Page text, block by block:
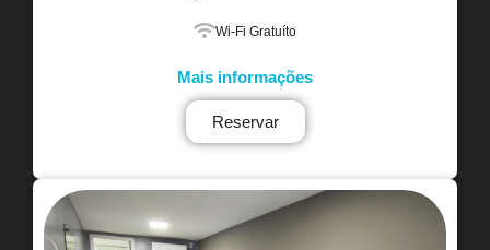
Wi-Fi Gratuíto
Mais informações
Reservar